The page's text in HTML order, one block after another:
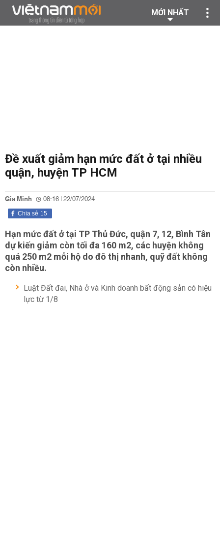
MỚI NHẤT
Đề xuất giảm hạn mức đất ở tại nhiều
quận, huyện TP HCM
Gia Minh 08:16 | 22/07/2024
15
Chia sẻ
Hạn mức đất ở tại TP Thủ Đức, quận 7, 12, Bình Tân
dự kiến giảm còn tối đa 160 m2, các huyện không
quá 250 m2 mỗi hộ do đô thị nhanh, quỹ đất không
còn nhiều.
Luật Đất đai, Nhà ở và Kinh doanh bất động sản có hiệu
lực từ 1/8